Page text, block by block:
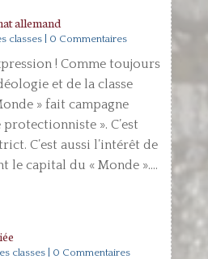
allemand
classes| 0 Commentaires
! Comme toujours
et de la classe
» fait campagne
». C’est
C’est aussi l’intérêt de
le capital du « Monde »....
classes| 0 Commentaires